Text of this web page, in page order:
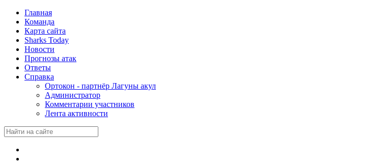
Главная
Команда
Карта сайта
Sharks Today
Новости
Прогнозы атак
Ответы
Справка
Ортокон - партнёр Лагуны акул
Администратор
Комментарии участников
Лента активности